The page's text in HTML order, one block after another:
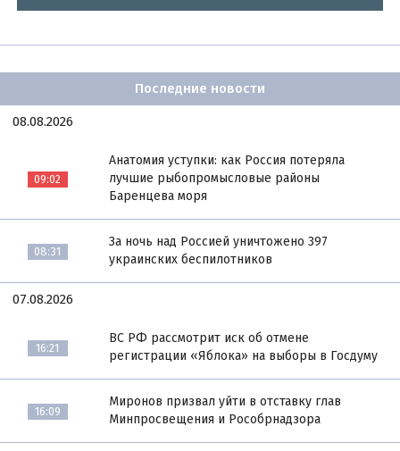
Последние новости
08.08.2026
09:02
Анатомия уступки: как Россия потеряла
лучшие рыбопромысловые районы
Баренцева моря
08:31
За ночь над Россией уничтожено 397
украинских беспилотников
07.08.2026
16:21
ВС РФ рассмотрит иск об отмене
регистрации «Яблока» на выборы в Госдуму
16:09
Миронов призвал уйти в отставку глав
Минпросвещения и Рособрнадзора